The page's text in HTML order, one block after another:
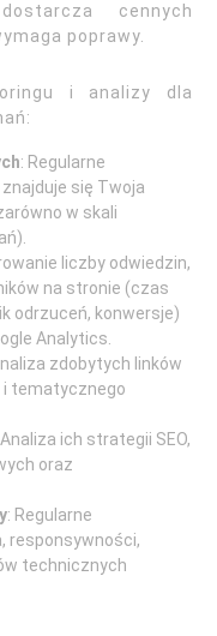
cennych
poprawy.
i analizy dla
: Regularne
się Twoja
w skali
liczby odwiedzin,
na stronie (czas
odrzuceń, konwersje)
Analytics.
zdobytych linków
i tematycznego
Analiza ich strategii SEO,
oraz
: Regularne
responsywności,
technicznych